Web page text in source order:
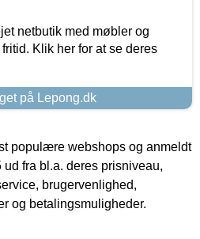
netbutik med møbler og
Klik her for at se deres
på Lepong.dk
populære webshops og anmeldt
fra bl.a. deres prisniveau,
brugervenlighed,
og betalingsmuligheder.